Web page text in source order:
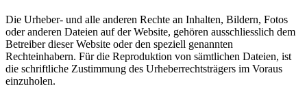
Die Urheber- und alle anderen Rechte an Inhalten, Bildern, Fotos
oder anderen Dateien auf der Website, gehören ausschliesslich dem
Betreiber dieser Website oder den speziell genannten
Rechteinhabern. Für die Reproduktion von sämtlichen Dateien, ist
die schriftliche Zustimmung des Urheberrechtsträgers im Voraus
einzuholen.